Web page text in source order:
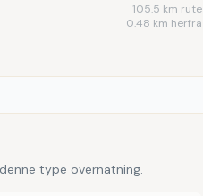
105.5 km rute
0.48 km herfra
type overnatning.